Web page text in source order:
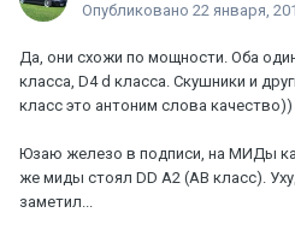
Опубликовано 22 января,
Да, они схожи по мощности. Оба
класса, D4 d класса. Скушники и
класс это антоним слова качество))
Юзаю железо в подписи, на МИДы
же миды стоял DD A2 (АВ класс).
заметил...